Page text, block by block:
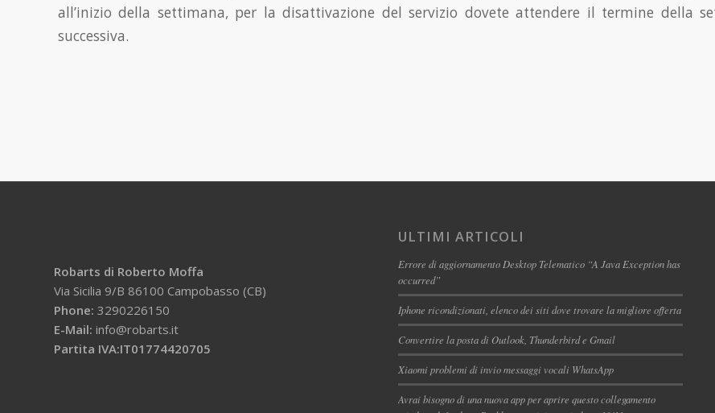
all’inizio della settimana, per la disattivazione del servizio dovete attendere il termine della
successiva.
Robarts di Roberto Moffa
Via Sicilia 9/B 86100 Campobasso (CB)
Phone: 3290226150
E-Mail: info@robarts.it
Partita IVA:IT01774420705
ULTIMI ARTICOLI
Errore di aggiornamento Desktop Telematico “A Java Exception has
occurred”
Iphone ricondizionati, elenco dei siti dove trovare la migliore offerta
Convertire la posta di Outlook, Thunderbird e Gmail
Xiaomi problemi di invio messaggi vocali WhatsApp
Avrai bisogno di una nuova app per aprire questo collegamento